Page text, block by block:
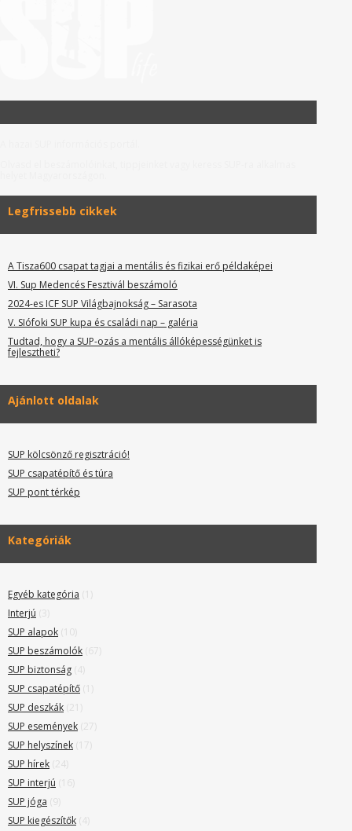
Legfrissebb cikkek
A Tisza600 csapat tagjai a mentális és fizikai erő példaképei
VI. Sup Medencés Fesztivál beszámoló
2024-es ICF SUP Világbajnokság – Sarasota
V. SIófoki SUP kupa és családi nap – galéria
Tudtad, hogy a SUP-ozás a mentális állóképességünket is
fejlesztheti?
Ajánlott oldalak
SUP kölcsönző regisztráció!
SUP csapatépítő és túra
SUP pont térkép
Kategóriák
Egyéb kategória (1)
Interjú (3)
SUP alapok (10)
SUP beszámolók (67)
SUP biztonság (4)
SUP csapatépítő (1)
SUP deszkák (21)
SUP események (27)
SUP helyszínek (17)
SUP hírek (24)
SUP interjú (16)
SUP jóga (9)
SUP kiegészítők (4)